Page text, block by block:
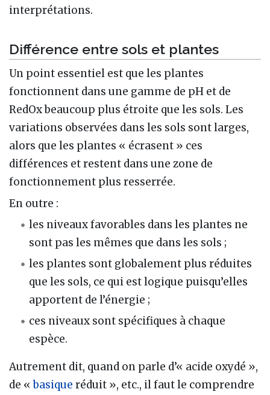
interprétations.
Différence entre sols et plantes
Un point essentiel est que les plantes
fonctionnent dans une gamme de pH et de
RedOx beaucoup plus étroite que les sols. Les
variations observées dans les sols sont larges,
alors que les plantes « écrasent » ces
différences et restent dans une zone de
fonctionnement plus resserrée.
En outre :
les niveaux favorables dans les plantes ne
sont pas les mêmes que dans les sols ;
les plantes sont globalement plus réduites
que les sols, ce qui est logique puisqu’elles
apportent de l’énergie ;
ces niveaux sont spécifiques à chaque
espèce.
Autrement dit, quand on parle d’« acide oxydé »,
de «basique réduit », etc., il faut le comprendre